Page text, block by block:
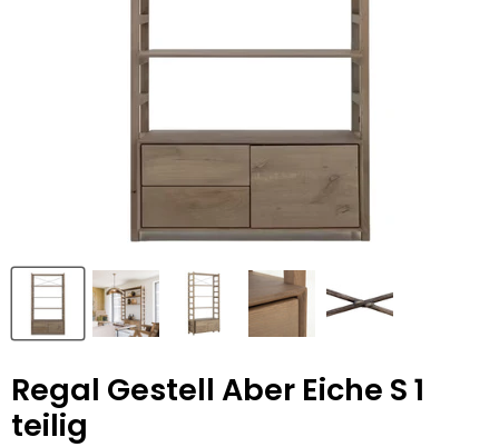
Regal Gestell Aber Eiche S 1
teilig